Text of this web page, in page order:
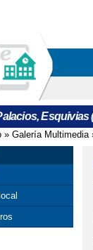
Esquivias
usted
» Galería Multimedia